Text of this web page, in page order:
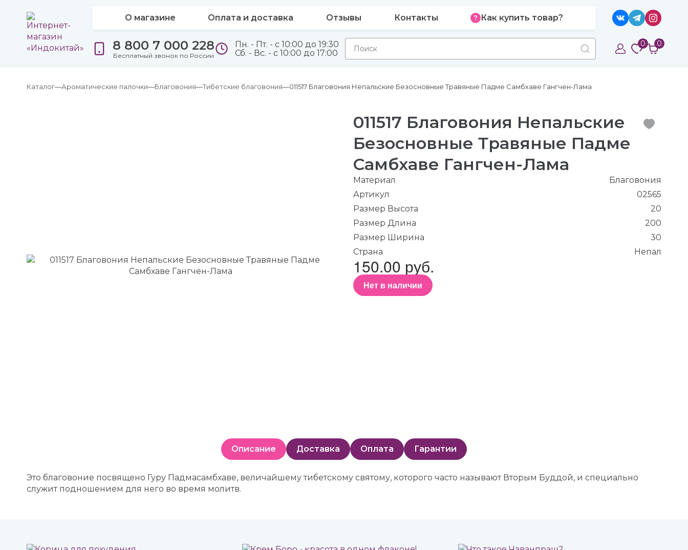
О магазине Оплата и доставка Отзывы Контакты Как купить товар?
8 800 7 000 228
Бесплатный звонок по России
Пн. - Пт. - с 10:00 до 19:30
Сб. - Вс. - с 10:00 до 17:00
0 0
Каталог Ароматические палочки Благовония Тибетские благовония 011517 Благовония Непальские Безосновные Травяные Падме Самбхаве Гангчен-Лама
011517 Благовония Непальские
Безосновные Травяные Падме
Самбхаве Гангчен-Лама
Материал
Благовония
Артикул
02565
Размер Высота
20
Размер Длина
200
Размер Ширина
30
Страна
Непал
150.00 руб.
Нет в наличии
Описание Доставка Оплата Гарантии
Это благовоние посвящено Гуру Падмасамбхаве, величайшему тибетскому святому, которого часто называют Вторым Буддой, и специально
служит подношением для него во время молитв.